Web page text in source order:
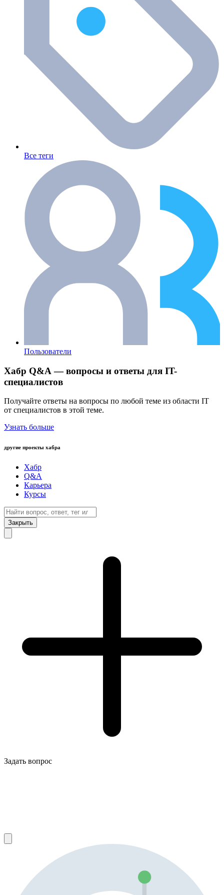
Все теги
Пользователи
Хабр Q&A — вопросы и ответы для IT-
специалистов
Получайте ответы на вопросы по любой теме из области IT
от специалистов в этой теме.
Узнать больше
другие проекты хабра
Хабр
Q&A
Карьера
Курсы
Закрыть
Задать вопрос